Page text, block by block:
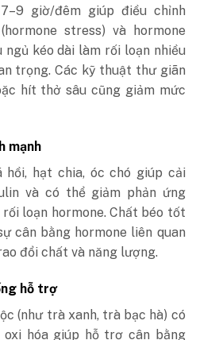
giờ/đêm giúp điều chỉnh
stress) và hormone
kéo dài làm rối loạn nhiều
trọng. Các kỹ thuật thư giãn
hít thở sâu cũng giảm mức
mạnh
hồi, hạt chia, óc chó giúp cải
và có thể giảm phản ứng
loạn hormone. Chất béo tốt
cân bằng hormone liên quan
đổi chất và năng lượng.
hỗ trợ
(như trà xanh, trà bạc hà) có
oxi hóa giúp hỗ trợ cân bằng